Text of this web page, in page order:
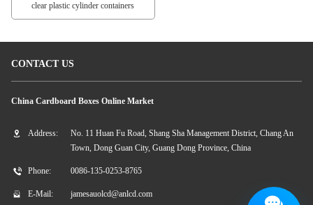
clear plastic cylinder containers
CONTACT US
China Cardboard Boxes Online Market
Address:
No. 11 Huan Fu Road, Shang Sha Management District, Chang An
Town, Dong Guan City, Guang Dong Province, China
Phone: 0086-135-0253-8765
E-Mail: jamesauolcd@anlcd.com